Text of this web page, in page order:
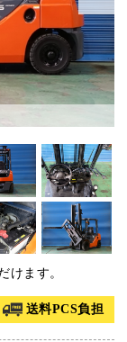
けます。
送料PCS負担